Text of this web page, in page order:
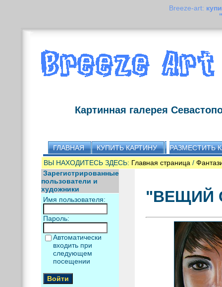
Breeze-art:
Картинная галерея
ГЛАВНАЯ КУПИТЬ КАРТИНУ
РАЗМЕСТИТЬ
ВЫ НАХОДИТЕСЬ ЗДЕСЬ: Главная страница /
Зарегистрированные
пользователи и
художники
Имя пользователя:
Пароль:
Автоматически
входить при
следующем
посещении
"ВЕЩИЙ